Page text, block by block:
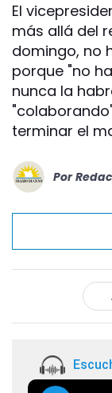
El
más allá del
domingo, no
porque "no
nunca la
terminar el
Por